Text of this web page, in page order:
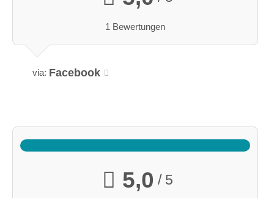
1 Bewertungen
via: Facebook
5,0 / 5